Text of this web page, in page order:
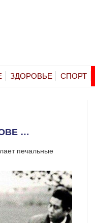
ЗДОРОВЬЕ СПОРТ
…
печальные